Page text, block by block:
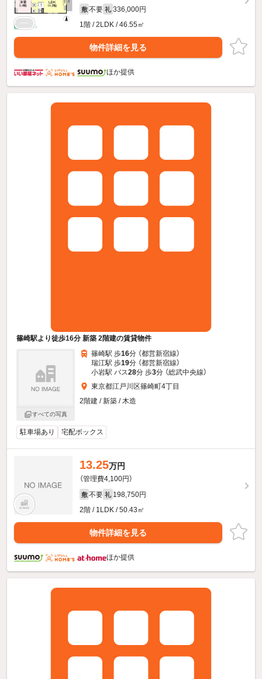
敷 不要 礼 336,000円
1階 / 2LDK / 46.55㎡
物件詳細を見る
ほか提供
篠崎駅より徒歩16分 新築 2階建の賃貸物件
すべての写真
篠崎駅 歩16分 （都営新宿線）
瑞江駅 歩19分 （都営新宿線）
小岩駅 バス28分 歩3分 （総武中央線）
東京都江戸川区篠崎町4丁目
2階建 / 新築 / 木造
駐車場あり 宅配ボックス
13.25万円
（管理費4,100円）
敷 不要 礼 198,750円
2階 / 1LDK / 50.43㎡
物件詳細を見る
ほか提供